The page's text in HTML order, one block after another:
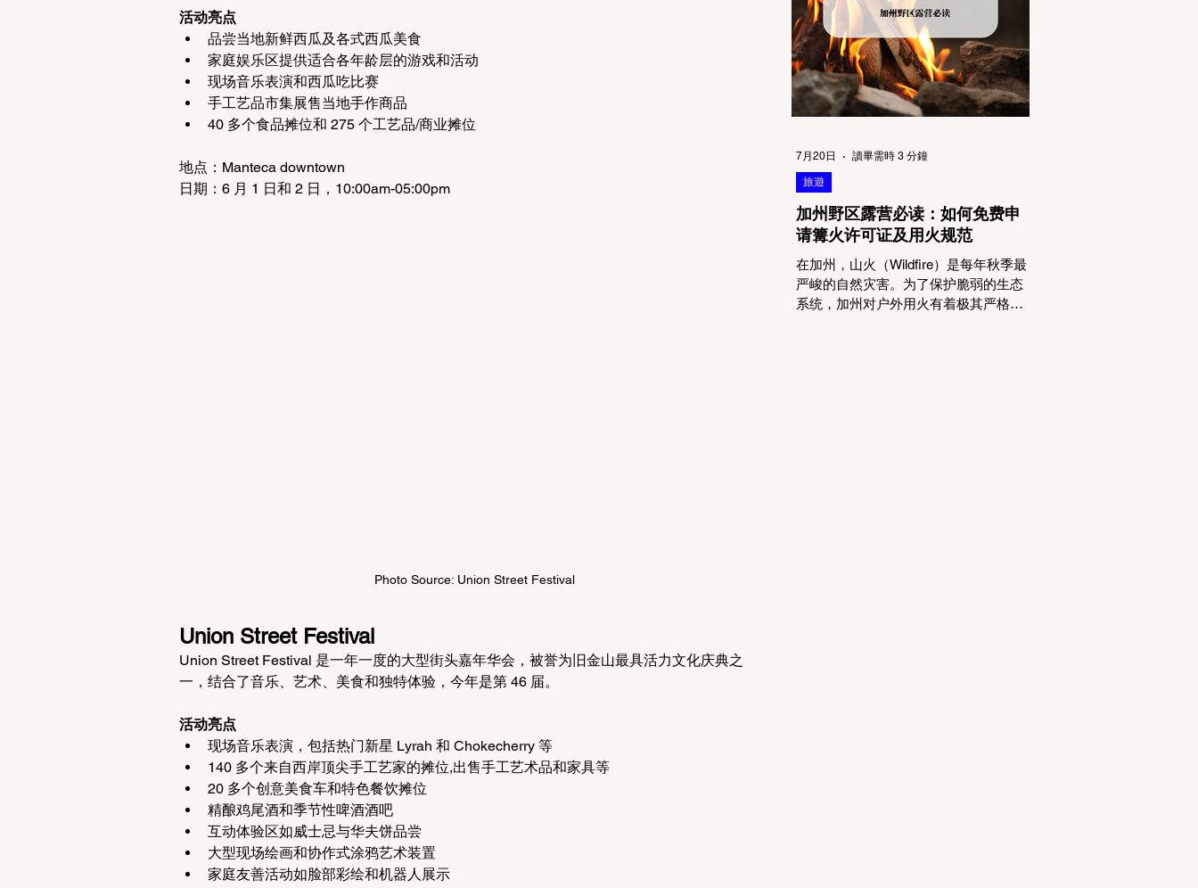
活动亮点
品尝当地新鲜西瓜及各式西瓜美食
家庭娱乐区提供适合各年龄层的游戏和活动
现场音乐表演和西瓜吃比赛
手工艺品市集展售当地手作商品
40 多个食品摊位和 275 个工艺品/商业摊位
地点：Manteca downtown
日期：6 月 1 日和 2 日，10:00am-05:00pm
Photo Source: Union Street Festival
Union Street Festival
Union Street Festival 是一年一度的大型街头嘉年华会，被誉为旧金山最具活力文化庆典之
一，结合了音乐、艺术、美食和独特体验，今年是第 46 届。
活动亮点
现场音乐表演，包括热门新星 Lyrah 和 Chokecherry 等
140 多个来自西岸顶尖手工艺家的摊位,出售手工艺术品和家具等
20 多个创意美食车和特色餐饮摊位
精酿鸡尾酒和季节性啤酒酒吧
互动体验区如威士忌与华夫饼品尝
大型现场绘画和协作式涂鸦艺术装置
家庭友善活动如脸部彩绘和机器人展示
管理，其核心保护目标决定了宠物政策
的严格程度。我们可以将其视为一条“从
严到宽”的鄙视链： 1. 极其严格：国家公
园 (National Parks) & 州立公园 (State
Parks) 政策基调： 优先保护原始生态与
野生动物。 实际规定： 在优胜美地、红
草甸
加州野区露营必读：如何免费申
请篝火许可证及用火规范
在加州，山火（Wildfire）是每年秋季最
严峻的自然灾害。为了保护脆弱的生态
系统，加州对户外用火有着极其严格的
旅遊
7月20日 讀畢需時 3 分鐘